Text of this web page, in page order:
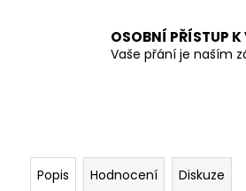
OSOBNÍ PŘÍSTUP K
Vaše přání je naším
Popis Hodnocení Diskuze